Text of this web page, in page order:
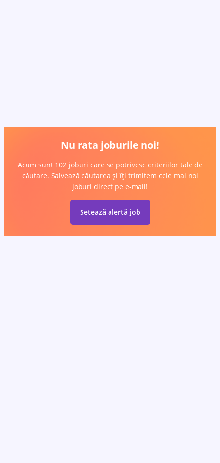
Nu rata joburile noi!
Acum sunt 102 joburi care se potrivesc criteriilor tale de
căutare. Salvează căutarea și îți trimitem cele mai noi
joburi direct pe e-mail!
Setează alertă job